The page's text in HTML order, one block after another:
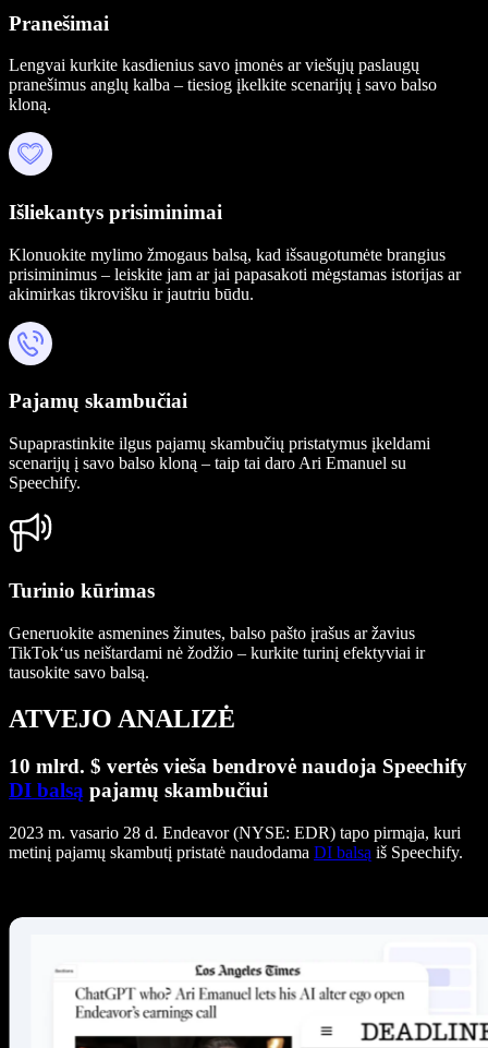
Pranešimai
Lengvai kurkite kasdienius savo įmonės ar viešųjų paslaugų
pranešimus anglų kalba – tiesiog įkelkite scenarijų į savo balso
kloną.
Išliekantys prisiminimai
Klonuokite mylimo žmogaus balsą, kad išsaugotumėte brangius
prisiminimus – leiskite jam ar jai papasakoti mėgstamas istorijas ar
akimirkas tikrovišku ir jautriu būdu.
Pajamų skambučiai
Supaprastinkite ilgus pajamų skambučių pristatymus įkeldami
scenarijų į savo balso kloną – taip tai daro Ari Emanuel su
Speechify.
Turinio kūrimas
Generuokite asmenines žinutes, balso pašto įrašus ar žavius
TikTok‘us neištardami nė žodžio – kurkite turinį efektyviai ir
tausokite savo balsą.
ATVEJO ANALIZĖ
10 mlrd. $ vertės vieša bendrovė naudoja Speechify
DI balsą pajamų skambučiui
2023 m. vasario 28 d. Endeavor (NYSE: EDR) tapo pirmąja, kuri
metinį pajamų skambutį pristatė naudodama DI balsą iš Speechify.